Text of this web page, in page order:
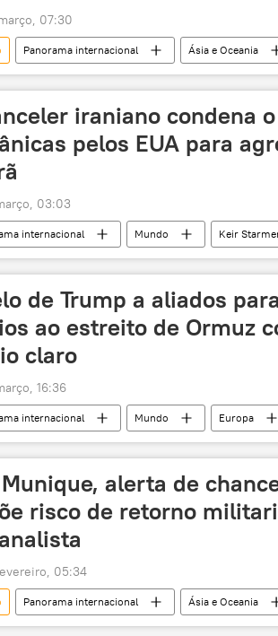
07:30
Panorama internacional Ásia e Oceania
W. Bush
Washington Irã
iraniano condena
pelos EUA para
03:03
internacional Mundo Keir
Reino Unido
estreito de Ormuz
de Trump a aliados
ao estreito de Ormuz
claro
16:36
internacional Mundo Europa
Japão França
alerta de
risco de retorno
05:34
Panorama internacional Ásia e Oceania
Europa Global Times